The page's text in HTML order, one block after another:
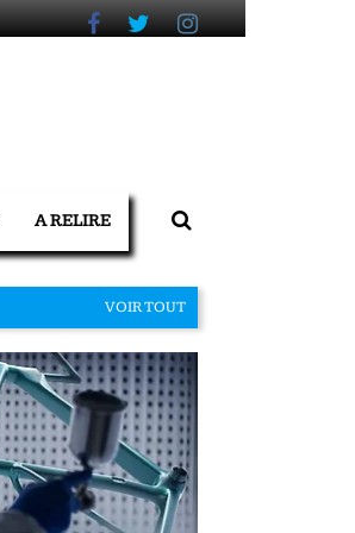
A RELIRE
VOIR TOUT